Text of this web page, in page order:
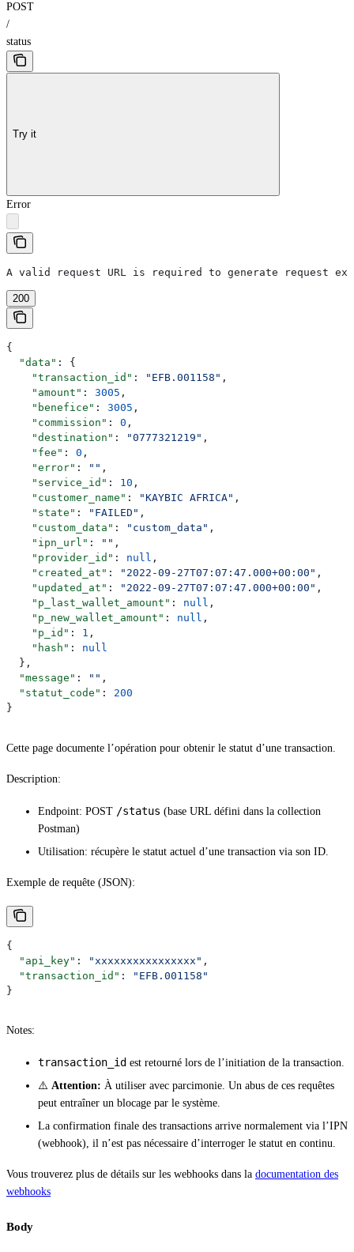
POST
/
status
Try it
Error
A valid request URL is required to generate request
200
{
  "data"
: {
    "transaction_id"
: "EFB.001158" ,
    "amount"
: 3005 ,
    "benefice"
: 3005 ,
    "commission"
: 0 ,
    "destination"
: "0777321219" ,
    "fee"
: 0 ,
    "error"
: "" ,
    "service_id"
: 10 ,
    "customer_name"
: "KAYBIC AFRICA" ,
    "state"
: "FAILED" ,
    "custom_data"
: "custom_data" ,
    "ipn_url"
: "" ,
    "provider_id"
: null ,
    "created_at"
: "2022-09-27T07:07:47.000+00:00" ,
    "updated_at"
: "2022-09-27T07:07:47.000+00:00" ,
    "p_last_wallet_amount"
: null ,
    "p_new_wallet_amount"
: null ,
    "p_id"
: 1 ,
    "hash"
: null
  },
  "message"
: "" ,
  "statut_code"
: 200
}
Cette page documente l’opération pour obtenir le statut d’une transaction.
Description:
Endpoint: POST /status (base URL défini dans la collection
Postman)
Utilisation: récupère le statut actuel d’une transaction via son ID.
Exemple de requête (JSON):
{
  "api_key"
: "xxxxxxxxxxxxxxxx" ,
  "transaction_id"
:
"EFB.001158"
}
Notes:
transaction_id est retourné lors de l’initiation de la transaction.
⚠️ Attention: À utiliser avec parcimonie. Un abus de ces requêtes
peut entraîner un blocage par le système.
La confirmation finale des transactions arrive normalement via l’IPN
(webhook), il n’est pas nécessaire d’interroger le statut en continu.
Vous trouverez plus de détails sur les webhooks dans la documentation des
webhooks
Body